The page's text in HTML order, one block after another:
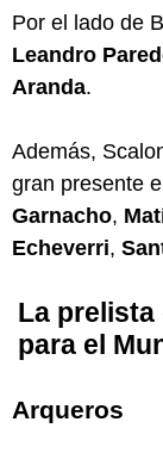
Por el lado de
Leandro
Aranda.
Además,
gran presente
Garnacho,
Echeverri,
La prelista
para el
Arqueros